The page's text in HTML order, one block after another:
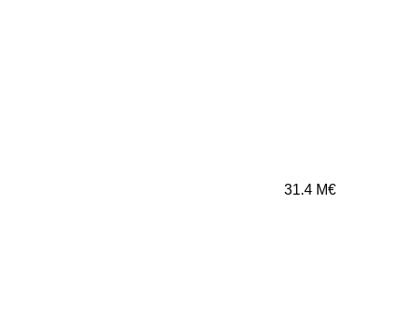
31.4 M€